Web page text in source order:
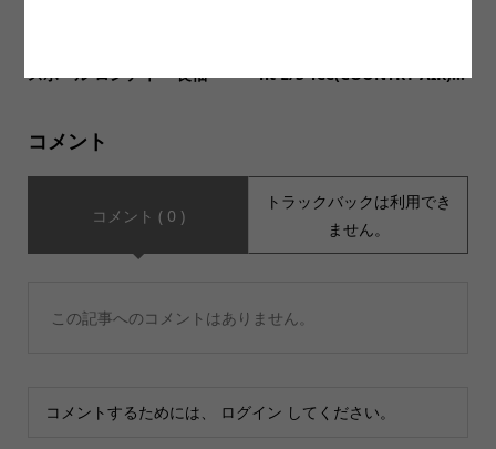
スボール ロンティー 長袖
nt L/S Tee(COUNTRY AIR)...
コメント
コメント ( 0 )
トラックバックは利用でき
ません。
この記事へのコメントはありません。
コメントするためには、 ログイン してください。